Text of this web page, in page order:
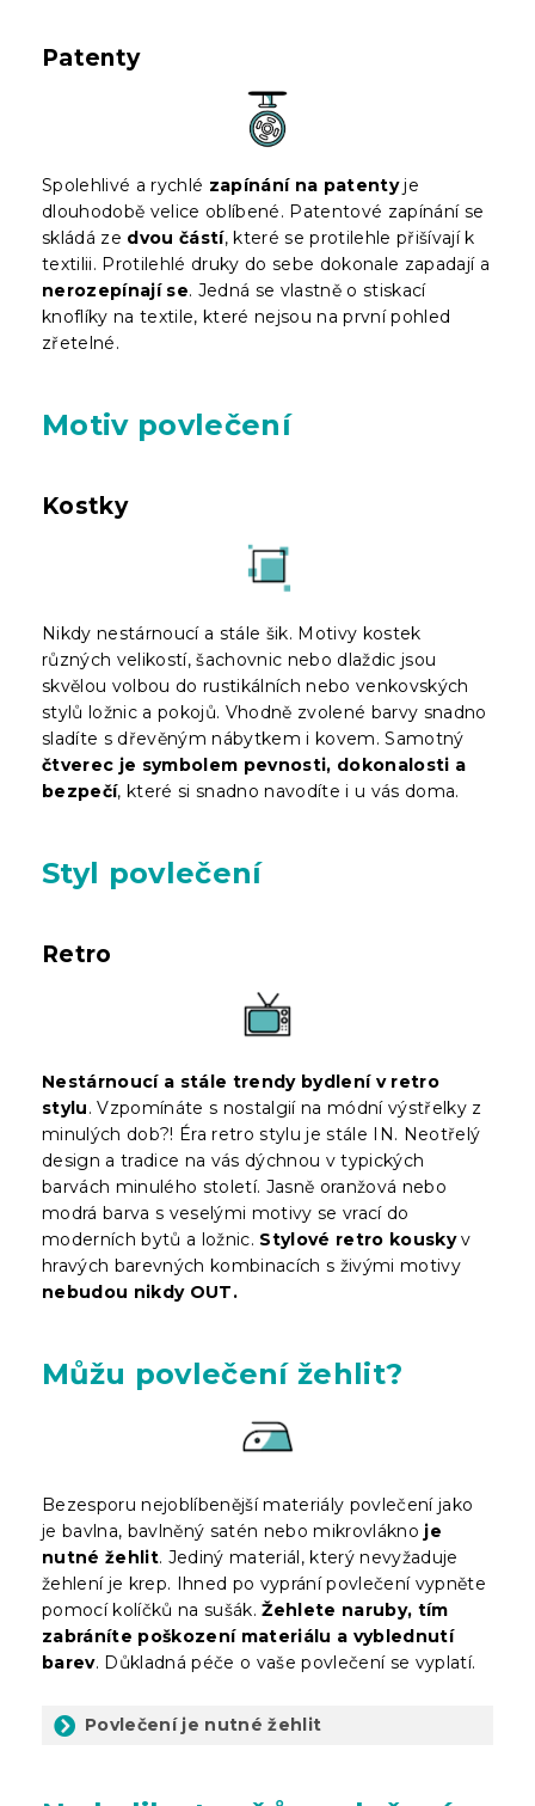
Patenty
Spolehlivé a rychlé zapínání na patentyje
dlouhodobě velice oblíbené. Patentové zapínání se
skládá ze dvou částí, které se protilehle přišívají k
textilii. Protilehlé druky do sebe dokonale zapadají a
nerozepínají se. Jedná se vlastně o stiskací
knoflíky na textile, které nejsou na první pohled
zřetelné.
Motiv povlečení
Kostky
Nikdy nestárnoucí a stále šik. Motivy kostek
různých velikostí, šachovnic nebo dlaždic jsou
skvělou volbou do rustikálních nebo venkovských
stylů ložnic a pokojů. Vhodně zvolené barvy snadno
sladíte s dřevěným nábytkem i kovem. Samotný
čtverec je symbolem pevnosti, dokonalosti a
bezpečí, které si snadno navodíte i u vás doma.
Styl povlečení
Retro
Nestárnoucí a stále trendy bydlení v retro
stylu. Vzpomínáte s nostalgií na módní výstřelky z
minulých dob?! Éra retro stylu je stále IN. Neotřelý
design a tradice na vás dýchnou v typických
barvách minulého století. Jasně oranžová nebo
modrá barva s veselými motivy se vrací do
moderních bytů a ložnic. Stylové retro kouskyv
hravých barevných kombinacích s živými motivy
nebudou nikdy OUT.
Můžu povlečení žehlit?
Bezesporu nejoblíbenější materiály povlečení jako
je bavlna, bavlněný satén nebo mikrovlákno je
nutné žehlit. Jediný materiál, který nevyžaduje
žehlení je krep. Ihned po vyprání povlečení vypněte
pomocí kolíčků na sušák.Žehlete naruby, tím
zabráníte poškození materiálu a vyblednutí
barev. Důkladná péče o vaše povlečení se vyplatí.
Povlečení je nutné žehlit